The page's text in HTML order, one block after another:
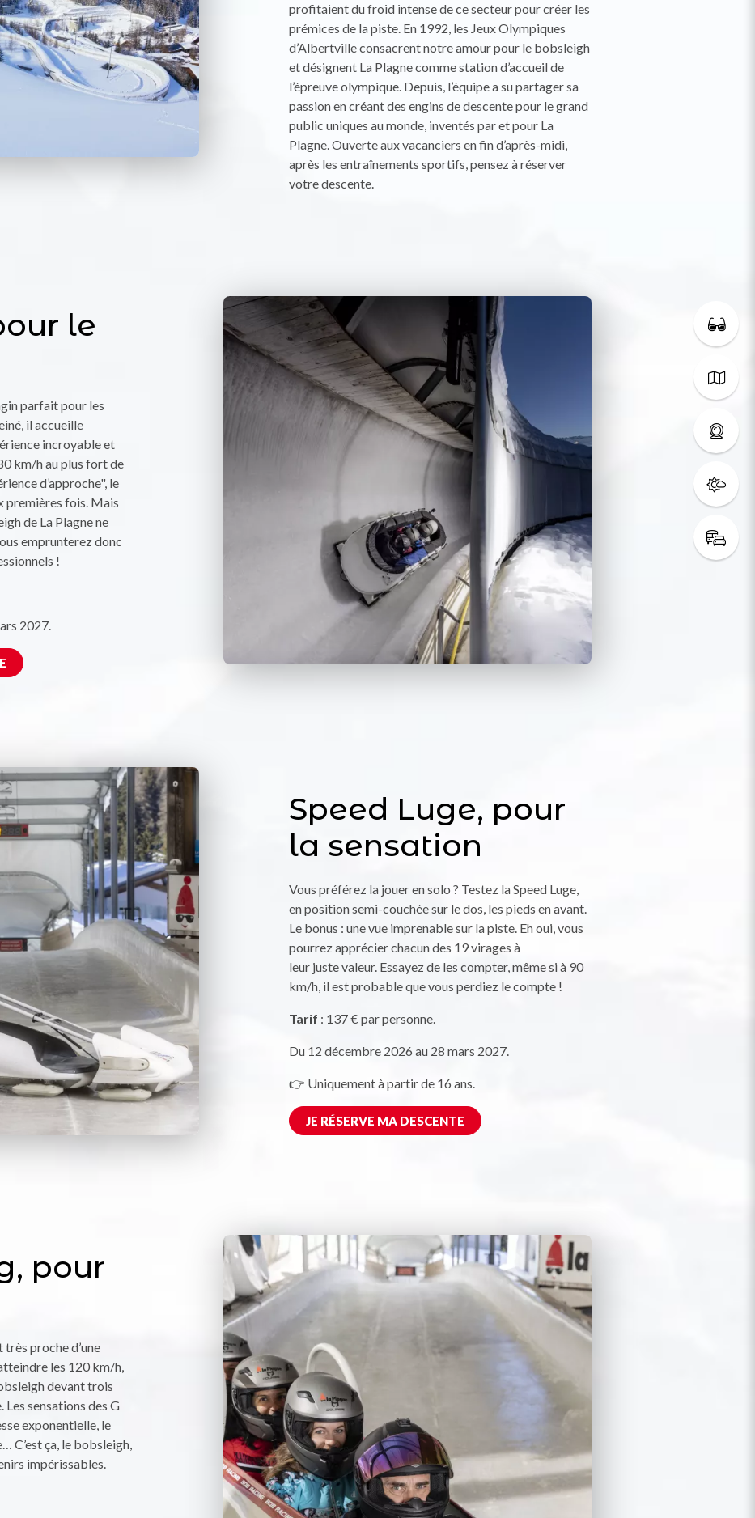
profitaient du froid intense de ce secteur pour créer les
prémices de la piste. En 1992, les Jeux Olympiques
d’Albertville consacrent notre amour pour le bobsleigh
et désignent La Plagne comme station d’accueil de
l’épreuve olympique. Depuis, l’équipe a su partager sa
passion en créant des engins de descente pour le grand
public uniques au monde, inventés par et pour La
Plagne. Ouverte aux vacanciers en fin d’après-midi,
après les entraînements sportifs, pensez à réserver
votre descente.
le
parfait pour les
il accueille
incroyable et
km/h au plus fort de
d’approche", le
premières fois. Mais
de La Plagne ne
emprunterez donc
!
2027.
Speed Luge, pour
la sensation
Vous préférez la jouer en solo ? Testez la Speed Luge,
en position semi-couchée sur le dos, les pieds en avant.
Le bonus : une vue imprenable sur la piste. Eh oui, vous
pourrez apprécier chacun des 19 virages à
leur juste valeur. Essayez de les compter, même si à 90
km/h, il est probable que vous perdiez le compte !
Tarif : 137 € par personne.
Du 12 décembre 2026 au 28 mars 2027.
👉 Uniquement à partir de 16 ans.
JE RÉSERVE MA DESCENTE
pour
très proche d’une
les 120 km/h,
devant trois
sensations des G
exponentielle, le
C’est ça, le bobsleigh,
impérissables.